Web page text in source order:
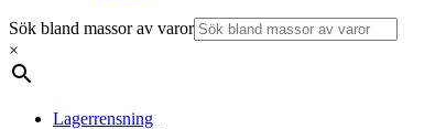
Sök bland massor av varor
×
Lagerrensning